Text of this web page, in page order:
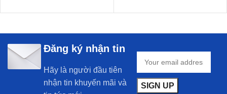
Đăng ký nhận tin
Hãy là người đầu tiên
nhận tin khuyến mãi và